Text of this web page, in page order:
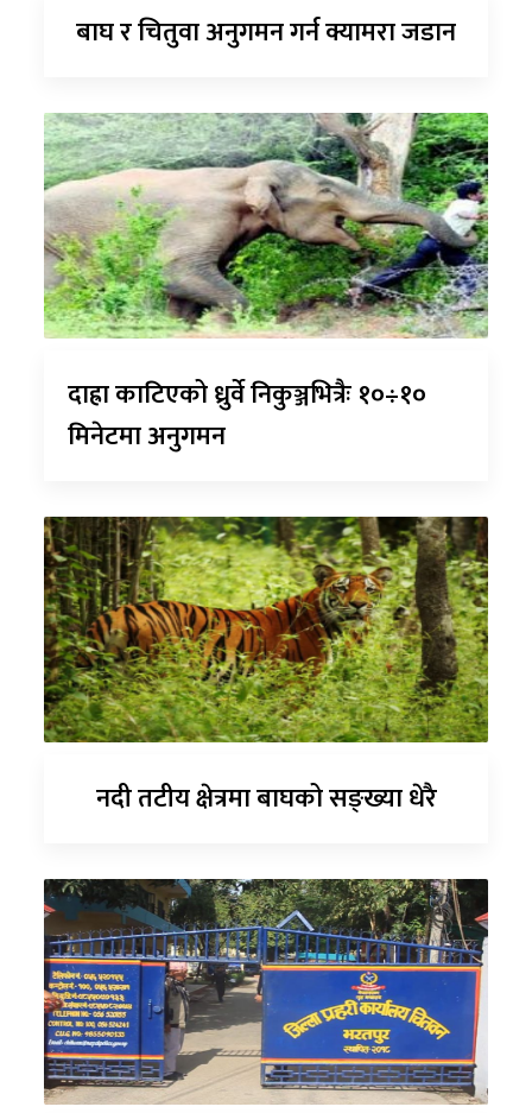
बाघ र चितुवा अनुगमन गर्न क्यामरा जडान
दाह्रा काटिएको ध्रुर्वे निकुञ्जभित्रैः १०÷१०
मिनेटमा अनुगमन
नदी तटीय क्षेत्रमा बाघको सङ्ख्या धेरै